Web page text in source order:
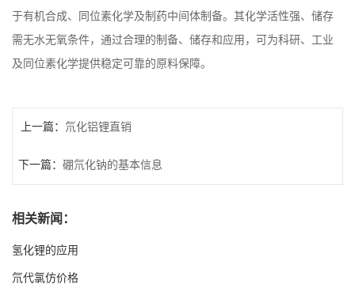
于有机合成、同位素化学及制药中间体制备。其化学活性强、储存
需无水无氧条件，通过合理的制备、储存和应用，可为科研、工业
及同位素化学提供稳定可靠的原料保障。
上一篇： 氘化铝锂直销
下一篇： 硼氘化钠的基本信息
相关新闻：
氢化锂的应用
氘代氯仿价格